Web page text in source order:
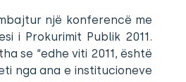
një konferencë me
i Prokurimit Publik 2011.
se “edhe viti 2011, është
nga ana e institucioneve